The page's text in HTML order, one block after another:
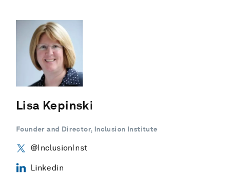
Lisa Kepinski
Founder and Director, Inclusion Institute
@InclusionInst
Linkedin